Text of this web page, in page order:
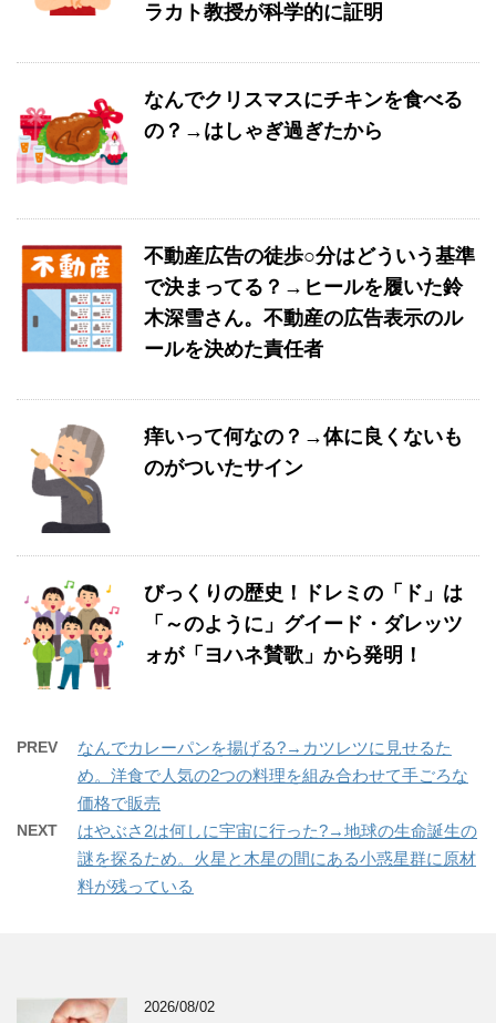
ラカト教授が科学的に証明
なんでクリスマスにチキンを食べる
の？→はしゃぎ過ぎたから
不動産広告の徒歩○分はどういう基準
で決まってる？→ヒールを履いた鈴
木深雪さん。不動産の広告表示のル
ールを決めた責任者
痒いって何なの？→体に良くないも
のがついたサイン
びっくりの歴史！ドレミの「ド」は
「～のように」グイード・ダレッツ
ォが「ヨハネ賛歌」から発明！
PREV
なんでカレーパンを揚げる?→カツレツに見せるた
め。洋食で人気の2つの料理を組み合わせて手ごろな
価格で販売
NEXT
はやぶさ2は何しに宇宙に行った?→地球の生命誕生の
謎を探るため。火星と木星の間にある小惑星群に原材
料が残っている
2026/08/02